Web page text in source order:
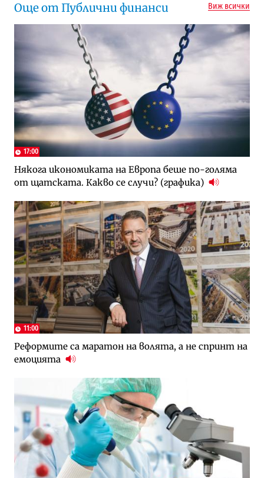
Още от Публични финанси Виж всички
17:00
Някога икономиката на Европа беше по-голяма
от щатската. Какво се случи? (графика)
11:00
Реформите са маратон на волята, а не спринт на
емоцията